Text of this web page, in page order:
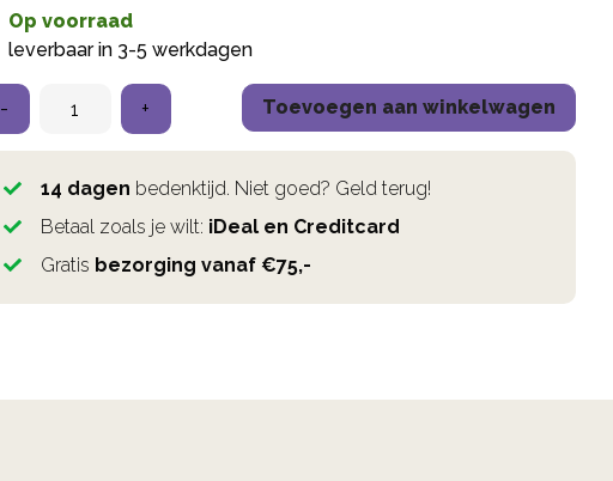
Op voorraad
leverbaar in 3-5 werkdagen
- + Toevoegen aan winkelwagen
14 dagen bedenktijd. Niet goed? Geld terug!
Betaal zoals je wilt: iDeal en Creditcard
Gratis bezorging vanaf €75,-